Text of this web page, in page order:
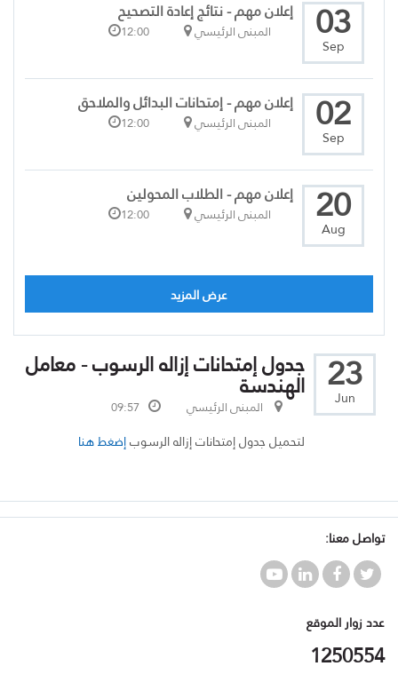
03
Sep
إعلان مهم - نتائج إعادة التصحيح
المبنى الرئيسي 12:00
02
Sep
إعلان مهم - إمتحانات البدائل والملاحق
المبنى الرئيسي 12:00
20
Aug
إعلان مهم - الطلاب المحولين
المبنى الرئيسي 12:00
عرض المزيد
23
Jun
جدول إمتحانات إزاله الرسوب - معامل
الهندسة
المبنى الرئيسي 09:57
لتحميل جدول إمتحانات إزاله الرسوبإضغط هنا
تواصل معنا:
عدد زوار الموقع
1250554